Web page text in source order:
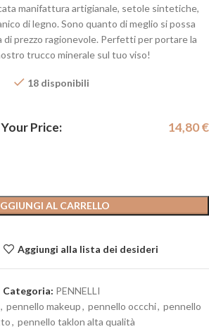
manifattura artigianale, setole sintetiche,
di legno. Sono quanto di meglio si possa
prezzo ragionevole. Perfetti per portare la
trucco minerale sul tuo viso!
18 disponibili
Your Price: 14,80€
AL CARRELLO
Aggiungi alla lista dei desideri
Categoria: PENNELLI
, pennello makeup, pennello occchi, pennello
, pennello taklon alta qualità